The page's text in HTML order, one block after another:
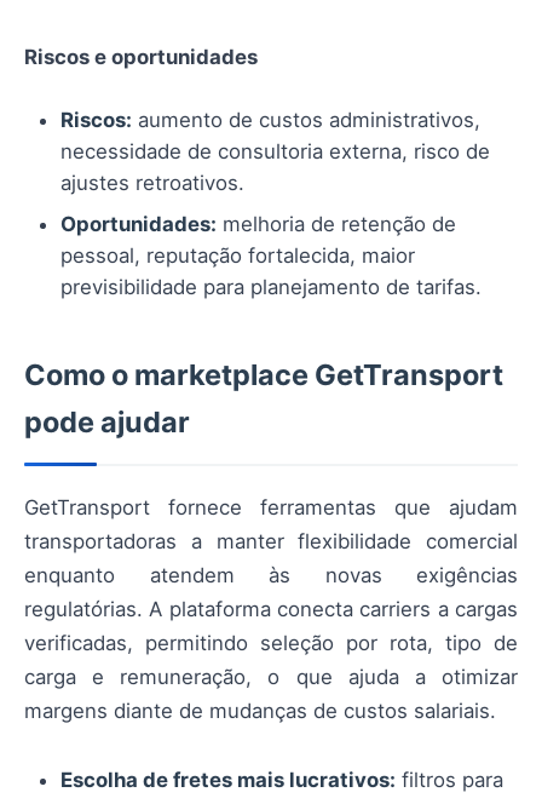
Riscos e oportunidades
Riscos: aumento de custos administrativos,
necessidade de consultoria externa, risco de
ajustes retroativos.
Oportunidades: melhoria de retenção de
pessoal, reputação fortalecida, maior
previsibilidade para planejamento de tarifas.
Como o marketplace GetTransport
pode ajudar
GetTransport fornece ferramentas que ajudam
transportadoras a manter flexibilidade comercial
enquanto atendem às novas exigências
regulatórias. A plataforma conecta carriers a cargas
verificadas, permitindo seleção por rota, tipo de
carga e remuneração, o que ajuda a otimizar
margens diante de mudanças de custos salariais.
Escolha de fretes mais lucrativos: filtros para